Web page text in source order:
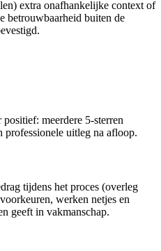
extra onafhankelijke context of
betrouwbaarheid buiten de
meerdere 5-sterren
professionele uitleg na afloop.
tijdens het proces (overleg
werken netjes en
geeft in vakmanschap.